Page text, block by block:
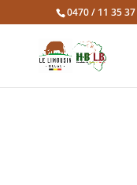
0470 / 11 35 37